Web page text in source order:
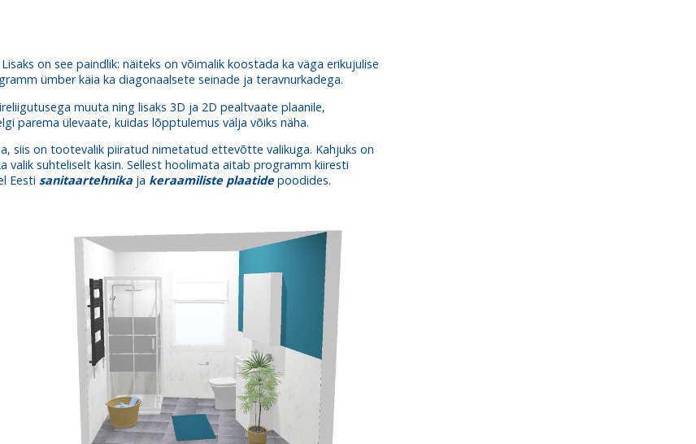
on see paindlik: näiteks on võimalik koostada ka väga erikujulise
ümber käia ka diagonaalsete seinade ja teravnurkadega.
muuta ning lisaks 3D ja 2D pealtvaate plaanile,
parema ülevaate, kuidas lõpptulemus välja võiks näha.
siis on tootevalik piiratud nimetatud ettevõtte valikuga. Kahjuks on
suhteliselt kasin. Sellest hoolimata aitab programm kiiresti
Eesti sanitaartehnikaja keraamiliste plaatidepoodides.